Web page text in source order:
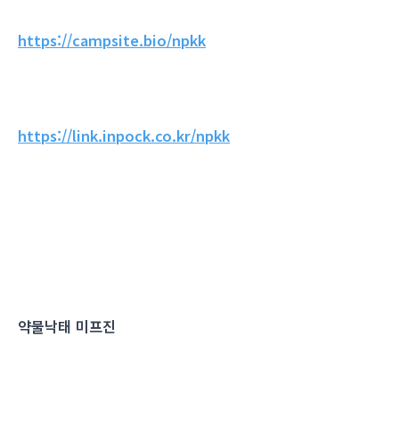
https://campsite.bio/npkk
https://link.inpock.co.kr/npkk
약물낙태 미프진